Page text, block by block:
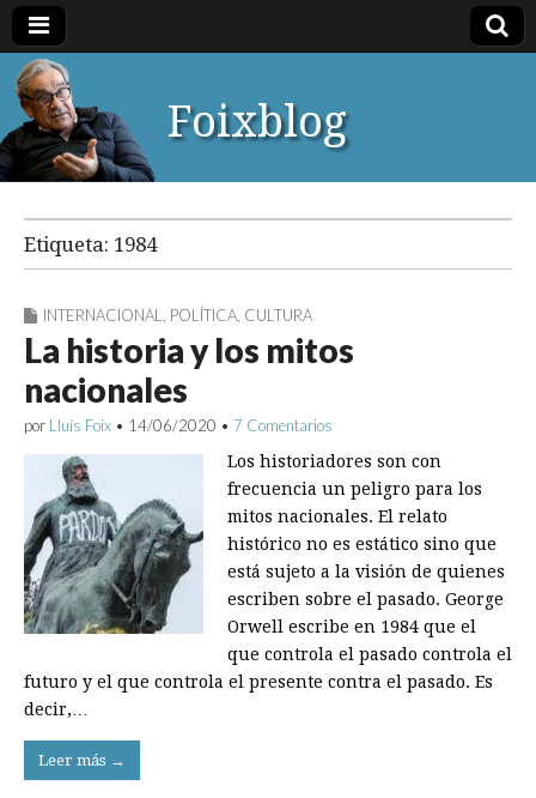
Foixblog
Etiqueta: 1984
INTERNACIONAL POLÍTICA CULTURA
La historia y los mitos
nacionales
por Lluís Foix • 14/06/2020 • 7 Comentarios
Los historiadores son con
frecuencia un peligro para los
mitos nacionales. El relato
histórico no es estático sino que
está sujeto a la visión de quienes
escriben sobre el pasado. George
Orwell escribe en 1984 que el
que controla el pasado controla el
futuro y el que controla el presente contra el pasado. Es
decir,…
Leer más →